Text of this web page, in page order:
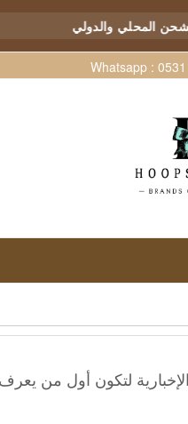
الشحن المحلي والدولي
لتكون أول من